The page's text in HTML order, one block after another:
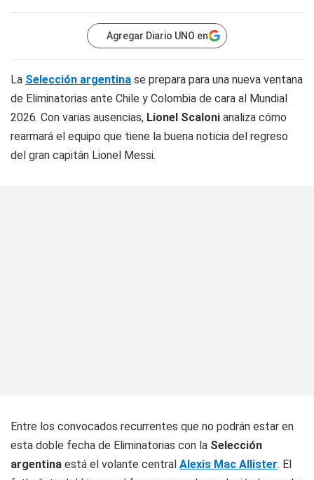
Agregar Diario UNO en
La Selección argentina se prepara para una nueva ventana
de Eliminatorias ante Chile y Colombia de cara al Mundial
2026. Con varias ausencias, Lionel Scaloni analiza cómo
rearmará el equipo que tiene la buena noticia del regreso
del gran capitán Lionel Messi.
Entre los convocados recurrentes que no podrán estar en
esta doble fecha de Eliminatorias con la Selección
argentina está el volante central Alexis Mac Allister. El